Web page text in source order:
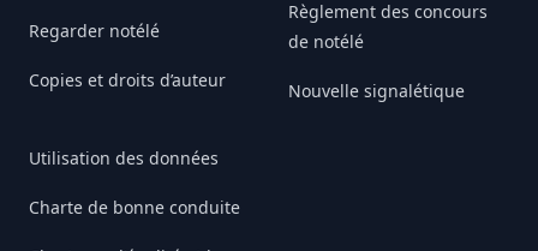
Regarder notélé
Copies et droits d’auteur
Utilisation des données
Charte de bonne conduite
Règlement des concours
de notélé
Nouvelle signalétique